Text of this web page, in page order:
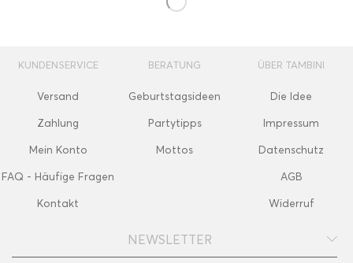
KUNDENSERVICE
Versand
Zahlung
Mein Konto
FAQ - Häufige Fragen
Kontakt
BERATUNG
Geburtstagsideen
Partytipps
Mottos
ÜBER TAMBINI
Die Idee
Impressum
Datenschutz
AGB
Widerruf
NEWSLETTER